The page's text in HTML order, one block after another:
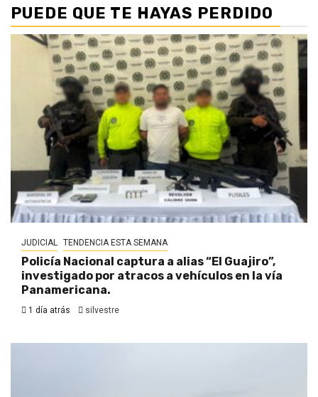
PUEDE QUE TE HAYAS PERDIDO
JUDICIAL TENDENCIA ESTA SEMANA
Policía Nacional captura a alias “El Guajiro”,
investigado por atracos a vehículos en la vía
Panamericana.
1 día atrás silvestre